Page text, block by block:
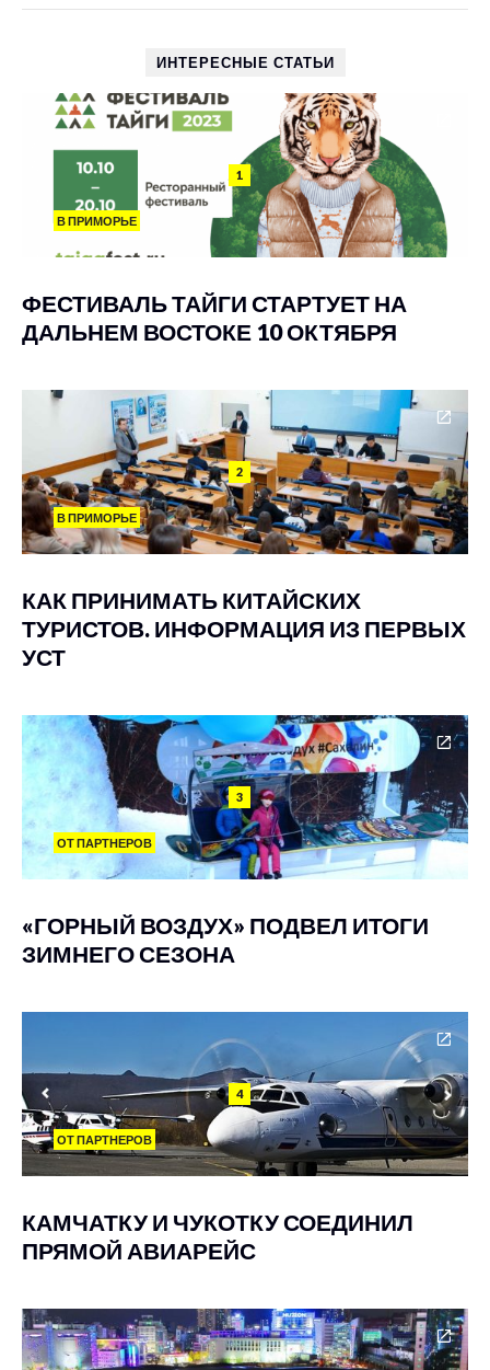
ИНТЕРЕСНЫЕ СТАТЬИ
1
В ПРИМОРЬЕ
ФЕСТИВАЛЬ ТАЙГИ СТАРТУЕТ НА
ДАЛЬНЕМ ВОСТОКЕ 10 ОКТЯБРЯ
2
В ПРИМОРЬЕ
КАК ПРИНИМАТЬ КИТАЙСКИХ
ТУРИСТОВ. ИНФОРМАЦИЯ ИЗ ПЕРВЫХ
УСТ
3
ОТ ПАРТНЕРОВ
«ГОРНЫЙ ВОЗДУХ» ПОДВЕЛ ИТОГИ
ЗИМНЕГО СЕЗОНА
4
ОТ ПАРТНЕРОВ
КАМЧАТКУ И ЧУКОТКУ СОЕДИНИЛ
ПРЯМОЙ АВИАРЕЙС